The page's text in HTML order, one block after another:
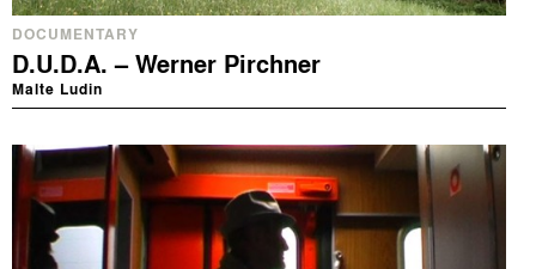
DOCUMENTARY
D.U.D.A. – Werner Pirchner
Malte Ludin